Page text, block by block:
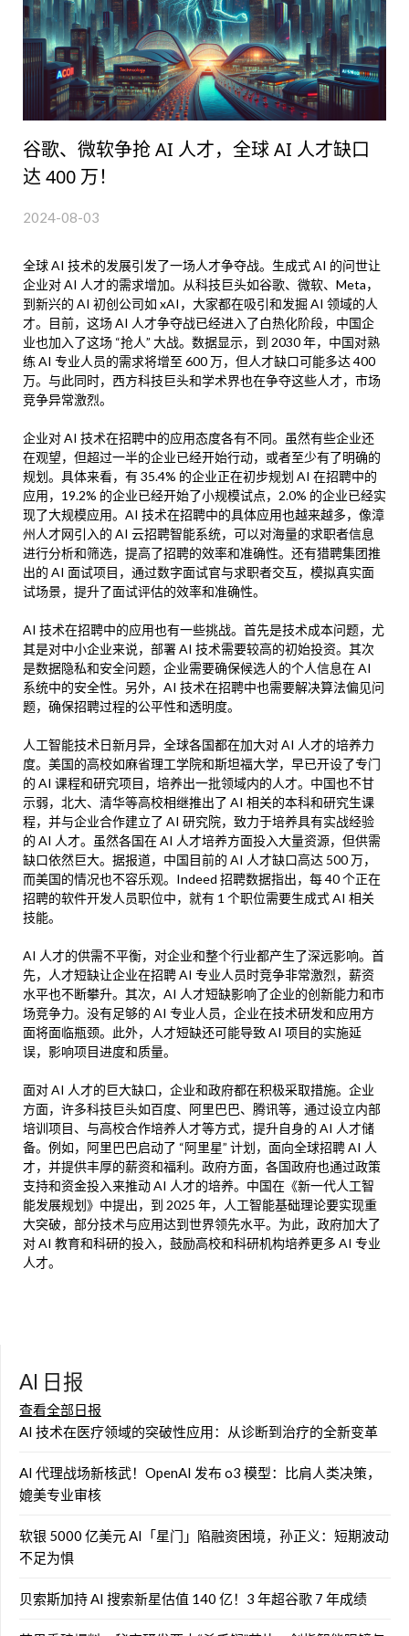
谷歌、微软争抢 AI 人才，全球 AI 人才缺口
达 400 万！
2024-08-03
全球 AI 技术的发展引发了一场人才争夺战。生成式 AI 的问世让
企业对 AI 人才的需求增加。从科技巨头如谷歌、微软、Meta，
到新兴的 AI 初创公司如 xAI，大家都在吸引和发掘 AI 领域的人
才。目前，这场 AI 人才争夺战已经进入了白热化阶段，中国企
业也加入了这场 “抢人” 大战。数据显示，到 2030 年，中国对熟
练 AI 专业人员的需求将增至 600 万，但人才缺口可能多达 400
万。与此同时，西方科技巨头和学术界也在争夺这些人才，市场
竞争异常激烈。
企业对 AI 技术在招聘中的应用态度各有不同。虽然有些企业还
在观望，但超过一半的企业已经开始行动，或者至少有了明确的
规划。具体来看，有 35.4% 的企业正在初步规划 AI 在招聘中的
应用，19.2% 的企业已经开始了小规模试点，2.0% 的企业已经实
现了大规模应用。AI 技术在招聘中的具体应用也越来越多，像漳
州人才网引入的 AI 云招聘智能系统，可以对海量的求职者信息
进行分析和筛选，提高了招聘的效率和准确性。还有猎聘集团推
出的 AI 面试项目，通过数字面试官与求职者交互，模拟真实面
试场景，提升了面试评估的效率和准确性。
AI 技术在招聘中的应用也有一些挑战。首先是技术成本问题，尤
其是对中小企业来说，部署 AI 技术需要较高的初始投资。其次
是数据隐私和安全问题，企业需要确保候选人的个人信息在 AI
系统中的安全性。另外，AI 技术在招聘中也需要解决算法偏见问
题，确保招聘过程的公平性和透明度。
人工智能技术日新月异，全球各国都在加大对 AI 人才的培养力
度。美国的高校如麻省理工学院和斯坦福大学，早已开设了专门
的 AI 课程和研究项目，培养出一批领域内的人才。中国也不甘
示弱，北大、清华等高校相继推出了 AI 相关的本科和研究生课
程，并与企业合作建立了 AI 研究院，致力于培养具有实战经验
的 AI 人才。虽然各国在 AI 人才培养方面投入大量资源，但供需
缺口依然巨大。据报道，中国目前的 AI 人才缺口高达 500 万，
而美国的情况也不容乐观。Indeed 招聘数据指出，每 40 个正在
招聘的软件开发人员职位中，就有 1 个职位需要生成式 AI 相关
技能。
AI 人才的供需不平衡，对企业和整个行业都产生了深远影响。首
先，人才短缺让企业在招聘 AI 专业人员时竞争非常激烈，薪资
水平也不断攀升。其次，AI 人才短缺影响了企业的创新能力和市
场竞争力。没有足够的 AI 专业人员，企业在技术研发和应用方
面将面临瓶颈。此外，人才短缺还可能导致 AI 项目的实施延
误，影响项目进度和质量。
面对 AI 人才的巨大缺口，企业和政府都在积极采取措施。企业
方面，许多科技巨头如百度、阿里巴巴、腾讯等，通过设立内部
培训项目、与高校合作培养人才等方式，提升自身的 AI 人才储
备。例如，阿里巴巴启动了 “阿里星” 计划，面向全球招聘 AI 人
才，并提供丰厚的薪资和福利。政府方面，各国政府也通过政策
支持和资金投入来推动 AI 人才的培养。中国在《新一代人工智
能发展规划》中提出，到 2025 年，人工智能基础理论要实现重
大突破，部分技术与应用达到世界领先水平。为此，政府加大了
对 AI 教育和科研的投入，鼓励高校和科研机构培养更多 AI 专业
人才。
AI 日报
查看全部日报
AI 技术在医疗领域的突破性应用：从诊断到治疗的全新变革
AI 代理战场新核武！OpenAI 发布 o3 模型：比肩人类决策，
媲美专业审核
软银 5000 亿美元 AI「星门」陷融资困境，孙正义：短期波动
不足为惧
贝索斯加持 AI 搜索新星估值 140 亿！3 年超谷歌 7 年成绩